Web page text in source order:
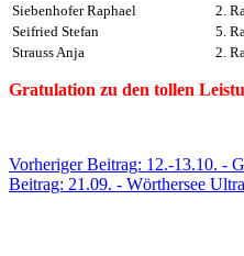
Siebenhofer Raphael 2.
Seifried Stefan
5.
Strauss Anja
2.
Gratulation zu den tollen
Vorheriger Beitrag: 12.-13.10. -
Beitrag: 21.09. - Wörthersee